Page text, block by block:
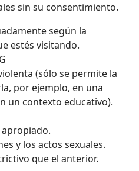
sin su consentimiento.
según la
estés visitando.
(sólo se permite la
por ejemplo, en una
un contexto educativo).
y los actos sexuales.
que el anterior.